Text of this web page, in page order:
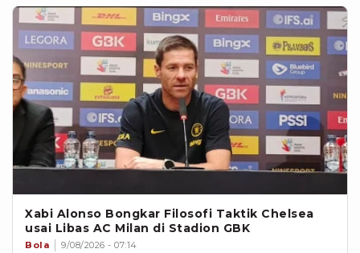
Xabi Alonso Bongkar Filosofi Taktik Chelsea
usai Libas AC Milan di Stadion GBK
Bola 9/08/2026 - 07:14